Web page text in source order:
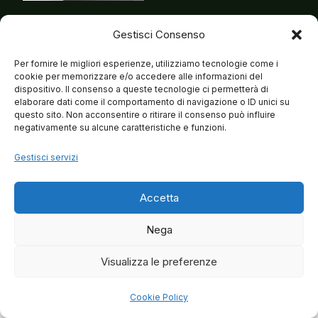
Gestisci Consenso
Per fornire le migliori esperienze, utilizziamo tecnologie come i
cookie per memorizzare e/o accedere alle informazioni del
dispositivo. Il consenso a queste tecnologie ci permetterà di
elaborare dati come il comportamento di navigazione o ID unici su
questo sito. Non acconsentire o ritirare il consenso può influire
negativamente su alcune caratteristiche e funzioni.
Gestisci servizi
Accetta
Nega
Visualizza le preferenze
Cookie Policy